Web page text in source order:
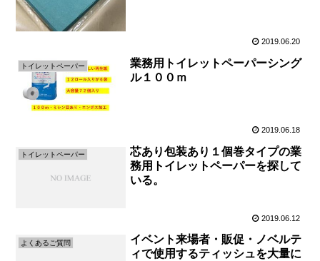
2019.06.20
トイレットペーパー
業務用トイレットペーパーシング
ル１００ｍ
2019.06.18
トイレットペーパー
芯あり包装あり１個巻タイプの業
務用トイレットペーパーを探して
いる。
2019.06.12
よくあるご質問
イベント来場者・販促・ノベルテ
ィで使用するティッシュを大量に